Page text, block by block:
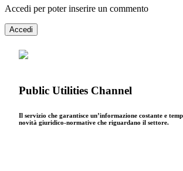
Accedi per poter inserire un commento
Accedi
Public Utilities Channel
Il servizio che garantisce un’informazione costante e
novità giuridico-normative che riguardano il settore.